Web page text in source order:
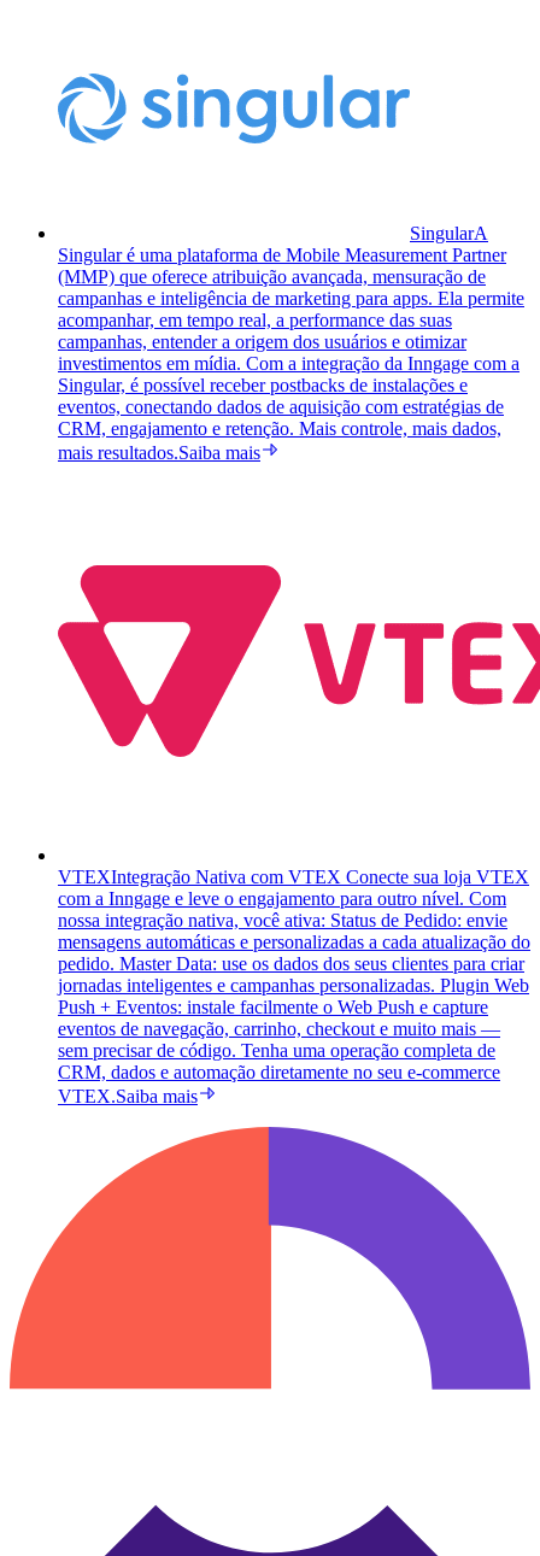
SingularA
Singular é uma plataforma de Mobile Measurement Partner
(MMP) que oferece atribuição avançada, mensuração de
campanhas e inteligência de marketing para apps. Ela permite
acompanhar, em tempo real, a performance das suas
campanhas, entender a origem dos usuários e otimizar
investimentos em mídia. Com a integração da Inngage com a
Singular, é possível receber postbacks de instalações e
eventos, conectando dados de aquisição com estratégias de
CRM, engajamento e retenção. Mais controle, mais dados,
mais resultados.Saiba mais
VTEXIntegração Nativa com VTEX Conecte sua loja VTEX
com a Inngage e leve o engajamento para outro nível. Com
nossa integração nativa, você ativa: Status de Pedido: envie
mensagens automáticas e personalizadas a cada atualização do
pedido. Master Data: use os dados dos seus clientes para criar
jornadas inteligentes e campanhas personalizadas. Plugin Web
Push + Eventos: instale facilmente o Web Push e capture
eventos de navegação, carrinho, checkout e muito mais —
sem precisar de código. Tenha uma operação completa de
CRM, dados e automação diretamente no seu e-commerce
VTEX.Saiba mais